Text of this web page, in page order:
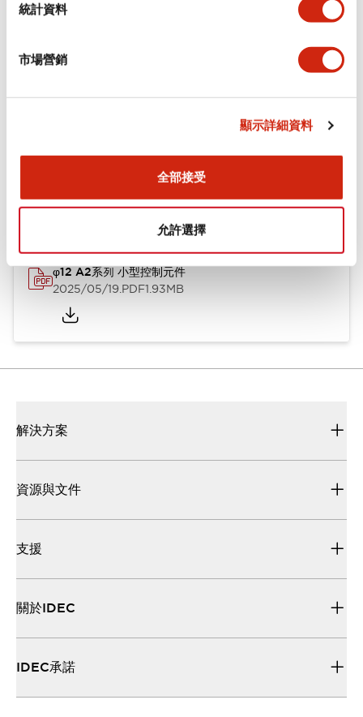
統計資料
市場營銷
顯示詳細資料
全部接受
允許選擇
機械規格
安裝和安裝規範
型錄和宣傳手冊 CAD檔 認證與標準 技術文件
φ12 A2系列 小型控制元件
2025/05/19.PDF1.93MB
解決方案
資源與文件
支援
關於IDEC
IDEC承諾